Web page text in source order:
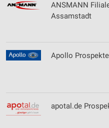
ANSMANN
Assamstadt
Apollo
apotal.de